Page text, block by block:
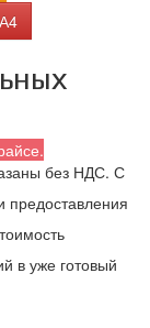
без НДС. С
предоставления
в уже готовый